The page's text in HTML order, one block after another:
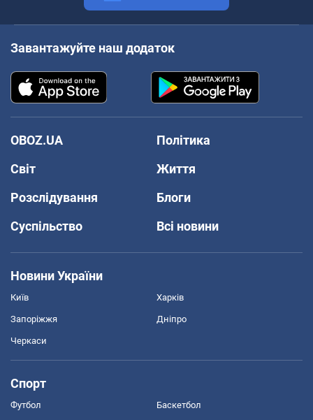
Завантажуйте наш додаток
OBOZ.UA
Політика
Світ
Життя
Розслідування
Блоги
Суспільство
Всі новини
Новини України
Київ Харків
Запоріжжя Дніпро
Черкаси
Спорт
Футбол Баскетбол